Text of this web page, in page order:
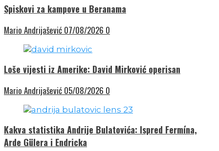
Spiskovi za kampove u Beranama
Mario Andrijašević 07/08/2026 0
Loše vijesti iz Amerike: David Mirković operisan
Mario Andrijašević 05/08/2026 0
Kakva statistika Andrije Bulatovića: Ispred Fermína,
Arde Gülera i Endricka